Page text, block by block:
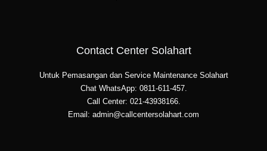
Contact Center Solahart
Untuk Pemasangan dan Service Maintenance Solahart
Chat WhatsApp: 0811-611-457.
Call Center: 021-43938166.
Email: admin@callcentersolahart.com